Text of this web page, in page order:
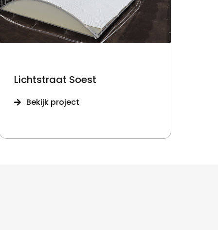
Lichtstraat Soest
Bekijk project